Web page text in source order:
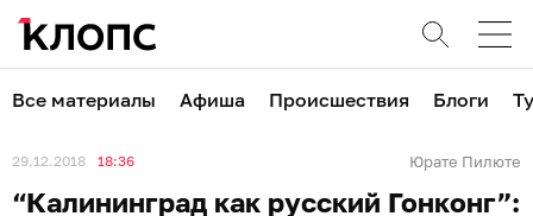
Все материалы Афиша Происшествия Блоги
29.12.2018 18:36 Юрате Пилюте
“Калининград как русский Гонконг”: